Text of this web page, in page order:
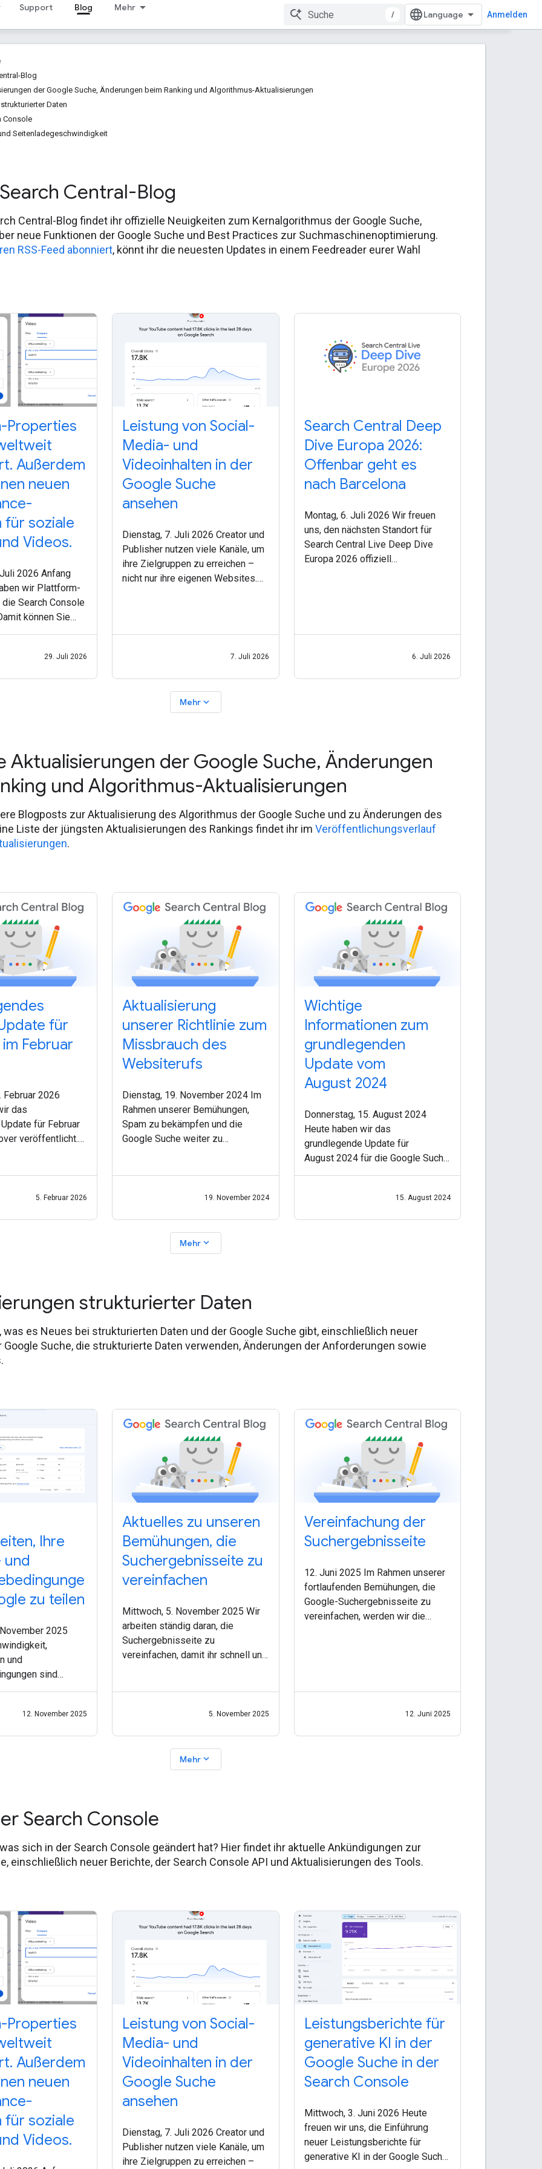
Support Blog Mehr
/ Anmelden
Blog
der Google Suche, Änderungen beim Ranking und Algorithmus-Aktualisierungen
Daten
Console
Seitenladegeschwindigkeit
Search Central-Blog
Central-Blog findet ihr offizielle Neuigkeiten zum Kernalgorithmus der Google Suche,
neue Funktionen der Google Suche und Best Practices zur Suchmaschinenoptimierung.
RSS-Feed abonniert, könnt ihr die neuesten Updates in einem Feedreader eurer Wahl
Properties
Außerdem
neuen
für soziale
Videos.
2026 Anfang
wir Plattform-
die Search Console
können Sie
wie Ihre Social-
X und YouTube
29. Juli 2026
Leistung von Social-
Media- und
Videoinhalten in der
Google Suche
ansehen
Dienstag, 7. Juli 2026 Creator und
Publisher nutzen viele Kanäle, um
ihre Zielgruppen zu erreichen –
nicht nur ihre eigenen Websites.
Inhaltsformate setzen,
7. Juli 2026
Search Central Deep
Dive Europa 2026:
Offenbar geht es
nach Barcelona
Montag, 6. Juli 2026 Wir freuen
uns, den nächsten Standort für
Search Central Live Deep Dive
Europa 2026 offiziell
2. Oktober 2026 in
6. Juli 2026
Mehr expand_more
Aktualisierungen der Google Suche, Änderungen
und Algorithmus-Aktualisierungen
Blogposts zur Aktualisierung des Algorithmus der Google Suche und zu Änderungen des
Liste der jüngsten Aktualisierungen des Rankings findet ihr im Veröffentlichungsverlauf
.
für
im Februar
Februar 2026
das
Update für Februar
veröffentlicht.
Unsere
5. Februar 2026
Aktualisierung
unserer Richtlinie zum
Missbrauch des
Websiterufs
Dienstag, 19. November 2024 Im
Rahmen unserer Bemühungen,
Spam zu bekämpfen und die
Google Suche weiter zu
des Websiterufs eingeführt. Bei
19. November 2024
Wichtige
Informationen zum
grundlegenden
Update vom
August 2024
Donnerstag, 15. August 2024
Heute haben wir das
grundlegende Update für
August 2024 für die Google Suche
Suchergebnisse weiter15. August 2024
Mehr expand_more
strukturierter Daten
was es Neues bei strukturierten Daten und der Google Suche gibt, einschließlich neuer
Google Suche, die strukturierte Daten verwenden, Änderungen der Anforderungen sowie
Ihre
und
zu teilen
2025
und
sind
für Onlinekäufer.
erhalten, stärkt
12. November 2025
Aktuelles zu unseren
Bemühungen, die
Suchergebnisseite zu
vereinfachen
Mittwoch, 5. November 2025 Wir
arbeiten ständig daran, die
Suchergebnisseite zu
vereinfachen, damit ihr schnell und
Bemühungen bewerten wir5. November 2025
Vereinfachung der
Suchergebnisseite
12. Juni 2025 Im Rahmen unserer
fortlaufenden Bemühungen, die
Google-Suchergebnisseite zu
vereinfachen, werden wir die
regelmäßig die
12. Juni 2025
Mehr expand_more
Search Console
was sich in der Search Console geändert hat? Hier findet ihr aktuelle Ankündigungen zur
einschließlich neuer Berichte, der Search Console API und Aktualisierungen des Tools.
Properties
Außerdem
neuen
für soziale
Videos.
Leistung von Social-
Media- und
Videoinhalten in der
Google Suche
ansehen
Dienstag, 7. Juli 2026 Creator und
Publisher nutzen viele Kanäle, um
ihre Zielgruppen zu erreichen –
Leistungsberichte für
generative KI in der
Google Suche in der
Search Console
Mittwoch, 3. Juni 2026 Heute
freuen wir uns, die Einführung
neuer Leistungsberichte für
generative KI in der Google Suche